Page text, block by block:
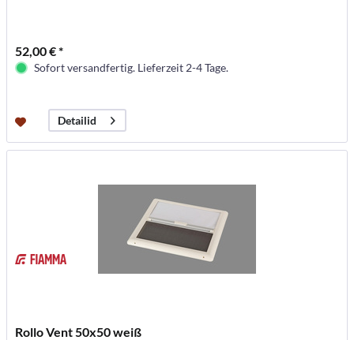
52,00 € *
Sofort versandfertig. Lieferzeit 2-4 Tage.
Detailid
Rollo Vent 50x50 weiß